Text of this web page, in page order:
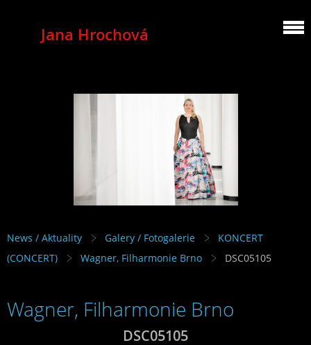
Jana Hrochová
MEZZOSOPRANO
News / Aktuality Galery / Fotogalerie
KONCERT
(CONCERT)
Wagner, Filharmonie Brno DSC05105
Wagner, Filharmonie Brno
DSC05105